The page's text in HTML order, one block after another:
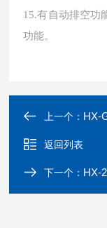
15.有自动排空功
功能。
上一个： HX-
返回列表
下一个： HX-